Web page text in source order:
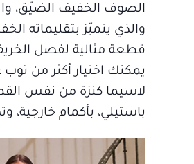
الصوف الخفيف الضيّق،
والذي يتميّز بتقليماته
قطعة مثالية لفصل
يمكنك اختيار أكثر من
لاسيما كنزة من نفس
باستيلي، بأكمام